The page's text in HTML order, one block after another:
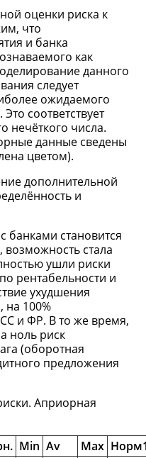
оценки риска к
что
и банка
как
данного
следует
ожидаемого
соответствует
нечёткого числа.
данные сведены
цветом).
дополнительной
и
банками становится
возможность стала
ушли риски
рентабельности и
ухудшения
на 100%
и ФР. В то же время,
ноль риск
(оборотная
предложения
Априорная
Min Av Max